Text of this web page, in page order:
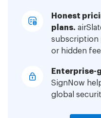
Honest
plans.
subscription
or hidden
Enterprise-
SignNow
global